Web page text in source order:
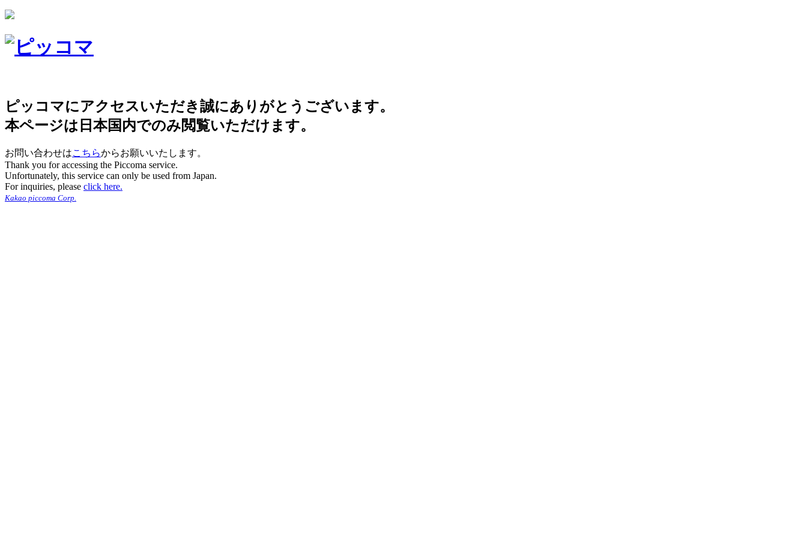
ピッコマにアクセスいただき誠にありがとうございます。
本ページは日本国内でのみ閲覧いただけます。
お問い合わせはこちらからお願いいたします。
Thank you for accessing the Piccoma service.
Unfortunately, this service can only be used from Japan.
For inquiries, please click here.
Kakao piccoma Corp.